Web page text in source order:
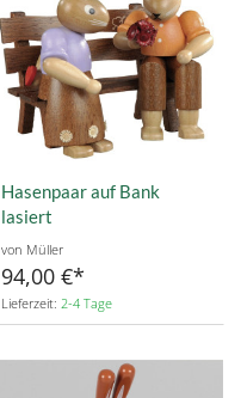
Hasenpaar auf Bank
lasiert
von Müller
94,00 €
Lieferzeit: 2-4 Tage